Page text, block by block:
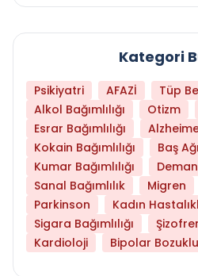
Kategori
Psikiyatri AFAZİ
Tüp
Alkol Bağımlılığı
Otizm
Esrar Bağımlılığı
Kokain Bağımlılığı
Baş
Kumar Bağımlılığı
Sanal Bağımlılık
Migren
Parkinson
Kadın
Sigara Bağımlılığı
Kardioloji
Bipolar